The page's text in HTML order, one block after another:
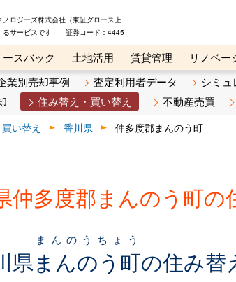
ノロジーズ株式会社（東証グロース上
るサービスです 証券コード：4445
ースバック 土地活用 賃貸管理 リノベー
オンライン講座 リビンマガジンBiz 不動産
業別売却事例 査定利用者データ
シミュ
住み替え・買い替え 不動産売買
い替え 香川県 仲多度郡まんのう町
仲多度郡まんのう町の
県まんのう町
まんのうちょう
の住み替